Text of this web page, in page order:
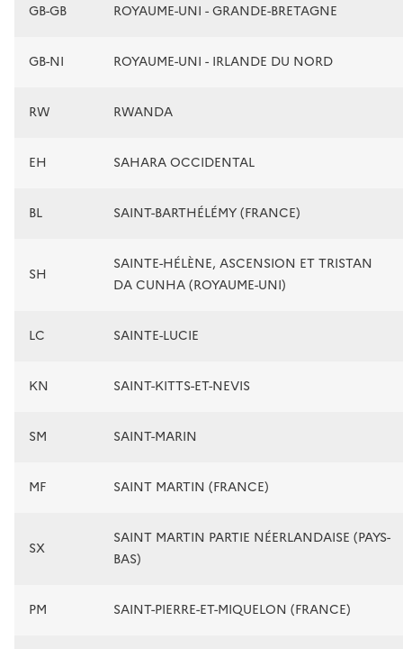
GB-GB ROYAUME-UNI - GRANDE-BRETAGNE
GB-NI ROYAUME-UNI - IRLANDE DU NORD
RW RWANDA
EH SAHARA OCCIDENTAL
BL SAINT-BARTHÉLÉMY (FRANCE)
SH
SAINTE-HÉLÈNE, ASCENSION ET TRISTAN
DA CUNHA (ROYAUME-UNI)
LC SAINTE-LUCIE
KN SAINT-KITTS-ET-NEVIS
SM SAINT-MARIN
MF SAINT MARTIN (FRANCE)
SX
SAINT MARTIN PARTIE NÉERLANDAISE (PAYS-
BAS)
PM SAINT-PIERRE-ET-MIQUELON (FRANCE)